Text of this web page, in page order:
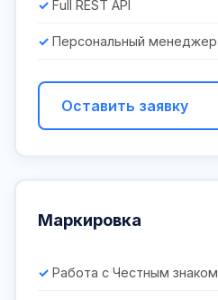
Full REST API
Персональный менеджер
Оставить заявку
Маркировка
Работа с Честным знаком